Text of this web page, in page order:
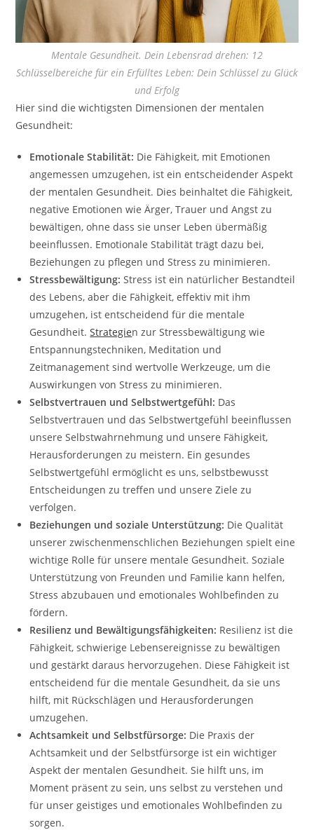
Mentale Gesundheit. Dein Lebensrad drehen: 12
Schlüsselbereiche für ein Erfülltes Leben: Dein Schlüssel zu Glück
und Erfolg
Hier sind die wichtigsten Dimensionen der mentalen
Gesundheit:
Emotionale Stabilität: Die Fähigkeit, mit Emotionen
angemessen umzugehen, ist ein entscheidender Aspekt
der mentalen Gesundheit. Dies beinhaltet die Fähigkeit,
negative Emotionen wie Ärger, Trauer und Angst zu
bewältigen, ohne dass sie unser Leben übermäßig
beeinflussen. Emotionale Stabilität trägt dazu bei,
Beziehungen zu pflegen und Stress zu minimieren.
Stressbewältigung: Stress ist ein natürlicher Bestandteil
des Lebens, aber die Fähigkeit, effektiv mit ihm
umzugehen, ist entscheidend für die mentale
Gesundheit.Strategien zur Stressbewältigung wie
Entspannungstechniken, Meditation und
Zeitmanagement sind wertvolle Werkzeuge, um die
Auswirkungen von Stress zu minimieren.
Selbstvertrauen und Selbstwertgefühl: Das
Selbstvertrauen und das Selbstwertgefühl beeinflussen
unsere Selbstwahrnehmung und unsere Fähigkeit,
Herausforderungen zu meistern. Ein gesundes
Selbstwertgefühl ermöglicht es uns, selbstbewusst
Entscheidungen zu treffen und unsere Ziele zu
verfolgen.
Beziehungen und soziale Unterstützung: Die Qualität
unserer zwischenmenschlichen Beziehungen spielt eine
wichtige Rolle für unsere mentale Gesundheit. Soziale
Unterstützung von Freunden und Familie kann helfen,
Stress abzubauen und emotionales Wohlbefinden zu
fördern.
Resilienz und Bewältigungsfähigkeiten: Resilienz ist die
Fähigkeit, schwierige Lebensereignisse zu bewältigen
und gestärkt daraus hervorzugehen. Diese Fähigkeit ist
entscheidend für die mentale Gesundheit, da sie uns
hilft, mit Rückschlägen und Herausforderungen
umzugehen.
Achtsamkeit und Selbstfürsorge: Die Praxis der
Achtsamkeit und der Selbstfürsorge ist ein wichtiger
Aspekt der mentalen Gesundheit. Sie hilft uns, im
Moment präsent zu sein, uns selbst zu verstehen und
für unser geistiges und emotionales Wohlbefinden zu
sorgen.